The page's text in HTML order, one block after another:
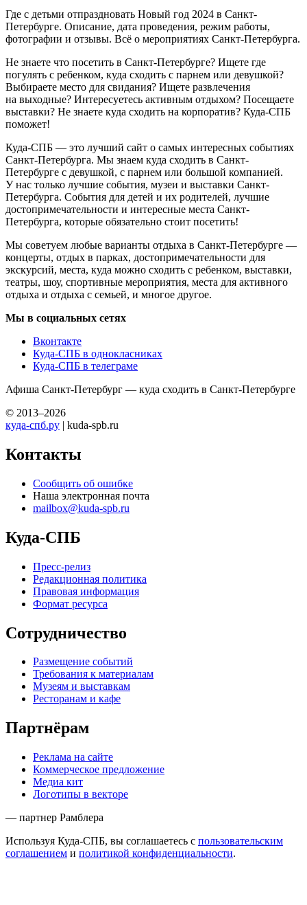
Где с детьми отпраздновать Новый год 2024 в Санкт-
Петербурге. Описание, дата проведения, режим работы,
фотографии и отзывы. Всё о мероприятиях Санкт-Петербурга.
Не знаете что посетить в Санкт-Петербурге? Ищете где
погулять с ребенком, куда сходить с парнем или девушкой?
Выбираете место для свидания? Ищете развлечения
на выходные? Интересуетесь активным отдыхом? Посещаете
выставки? Не знаете куда сходить на корпоратив? Куда-СПБ
поможет!
Куда-СПБ — это лучший сайт о самых интересных событиях
Санкт-Петербурга. Мы знаем куда сходить в Санкт-
Петербурге с девушкой, с парнем или большой компанией.
У нас только лучшие события, музеи и выставки Санкт-
Петербурга. События для детей и их родителей, лучшие
достопримечательности и интересные места Санкт-
Петербурга, которые обязательно стоит посетить!
Мы советуем любые варианты отдыха в Санкт-Петербурге —
концерты, отдых в парках, достопримечательности для
экскурсий, места, куда можно сходить с ребенком, выставки,
театры, шоу, спортивные мероприятия, места для активного
отдыха и отдыха с семьей, и многое другое.
Мы в социальных сетях
Вконтакте
Куда-СПБ в однокласниках
Куда-СПБ в телеграме
Афиша Санкт-Петербург — куда сходить в Санкт-Петербурге
© 2013–2026
куда-спб.ру | kuda-spb.ru
Контакты
Сообщить об ошибке
Наша электронная почта
mailbox@kuda-spb.ru
Куда-СПБ
Пресс-релиз
Редакционная политика
Правовая информация
Формат ресурса
Сотрудничество
Размещение событий
Требования к материалам
Музеям и выставкам
Ресторанам и кафе
Партнёрам
Реклама на сайте
Коммерческое предложение
Медиа кит
Логотипы в векторе
— партнер Рамблера
Используя Куда-СПБ, вы соглашаетесь с пользовательским
соглашением и политикой конфиденциальности.